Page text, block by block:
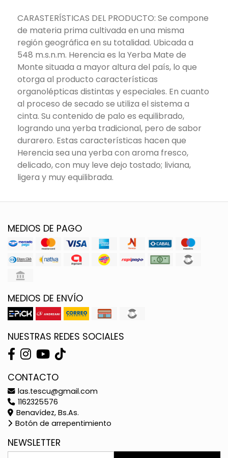
CARASTERÍSTICAS DEL PRODUCTO: Se compone
de materia prima cultivada en una misma
región geográfica en su totalidad. Ubicada a
548 m.s.n.m. Herencia es la Yerba Mate de
Monte situada a mayor altura del país, lo que
otorga al producto características
organolépticas distintas y especiales. En cuanto
al proceso de secado se utiliza el sistema a
cinta. Su contenido de palo es equilibrado,
logrando una yerba tradicional, pero de sabor
durarero. Estas características hacen que
Herencia sea una yerba con aroma fresco,
delicado, con muy leve dejo tostado; liviana,
ligera y muy equilibrada.
MEDIOS DE PAGO
MEDIOS DE ENVÍO
NUESTRAS REDES SOCIALES
CONTACTO
las.tescu@gmail.com
1162325576
Benavídez, Bs.As.
Botón de arrepentimiento
NEWSLETTER